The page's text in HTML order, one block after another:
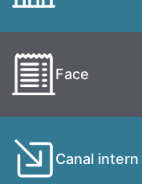
Face
Canal intern